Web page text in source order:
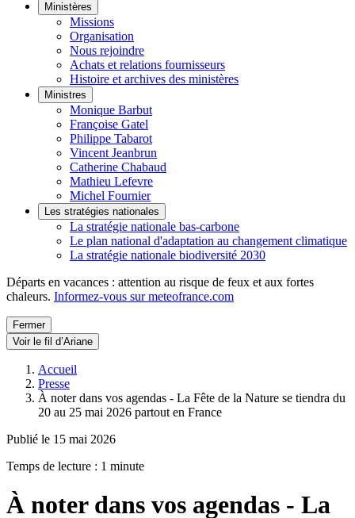
Ministères
Missions
Organisation
Nous rejoindre
Achats et relations fournisseurs
Histoire et archives des ministères
Ministres
Monique Barbut
Françoise Gatel
Philippe Tabarot
Vincent Jeanbrun
Catherine Chabaud
Mathieu Lefevre
Michel Fournier
Les stratégies nationales
La stratégie nationale bas-carbone
Le plan national d'adaptation au changement climatique
La stratégie nationale biodiversité 2030
Départs en vacances : attention au risque de feux et aux fortes
chaleurs. Informez-vous sur meteofrance.com
Fermer
Voir le fil d’Ariane
Accueil
Presse
À noter dans vos agendas - La Fête de la Nature se tiendra du
20 au 25 mai 2026 partout en France
Publié le 15 mai 2026
Temps de lecture : 1 minute
À noter dans vos agendas - La